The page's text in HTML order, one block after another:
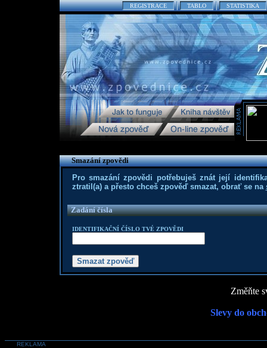
REGISTRACE TABLO STATISTIKA
Smazání zpovědi
Pro smazání zpovědi potřebuješ znát její
ztratil(a) a přesto chceš zpověď smazat, obrať se na
Zadání čísla
IDENTIFIKAČNÍ ČÍSLO TVÉ ZPOVĚDI
Změňte
Slevy do
REKLAMA